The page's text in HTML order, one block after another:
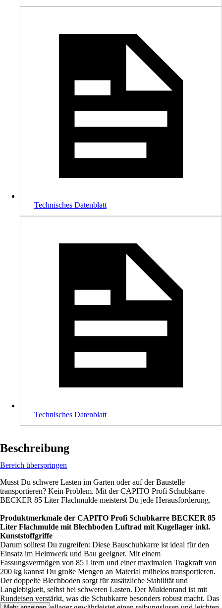
Technisches Datenblatt
Technisches Datenblatt
Beschreibung
Bereich überspringen
Musst Du schwere Lasten im Garten oder auf der Baustelle
transportieren? Kein Problem. Mit der CAPITO Profi Schubkarre
BECKER 85 Liter Flachmulde meisterst Du jede Herausforderung.
Produktmerkmale der CAPITO Profi Schubkarre BECKER 85
Liter Flachmulde mit Blechboden Luftrad mit Kugellager inkl.
Kunststoffgriffe
Darum solltest Du zugreifen: Diese Bauschubkarre ist ideal für den
Einsatz im Heimwerk und Bau geeignet. Mit einem
Fassungsvermögen von 85 Litern und einer maximalen Tragkraft von
200 kg kannst Du große Mengen an Material mühelos transportieren.
Der doppelte Blechboden sorgt für zusätzliche Stabilität und
Langlebigkeit, selbst bei schweren Lasten. Der Muldenrand ist mit
Rundeisen verstärkt, was die Schubkarre besonders robust macht. Das